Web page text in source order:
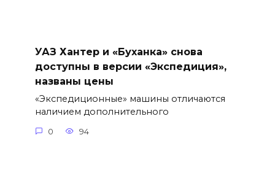
УАЗ Хантер и «Буханка» снова
доступны в версии «Экспедиция»,
названы цены
«Экспедиционные» машины отличаются
наличием дополнительного
0 94